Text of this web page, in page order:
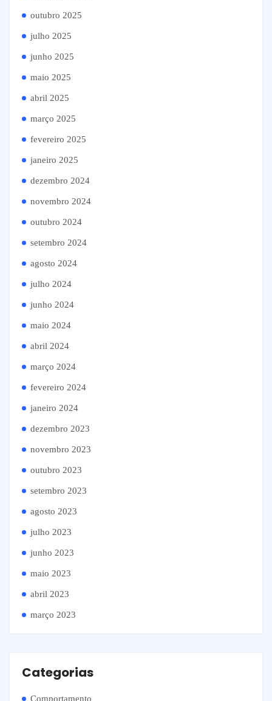
outubro 2025
julho 2025
junho 2025
maio 2025
abril 2025
março 2025
fevereiro 2025
janeiro 2025
dezembro 2024
novembro 2024
outubro 2024
setembro 2024
agosto 2024
julho 2024
junho 2024
maio 2024
abril 2024
março 2024
fevereiro 2024
janeiro 2024
dezembro 2023
novembro 2023
outubro 2023
setembro 2023
agosto 2023
julho 2023
junho 2023
maio 2023
abril 2023
março 2023
Categorias
Comportamento